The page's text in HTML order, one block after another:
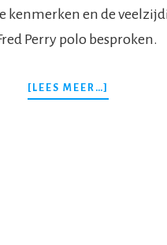
kenmerken en de
Perry polo besproken.
[LEES MEER…]
PERRY